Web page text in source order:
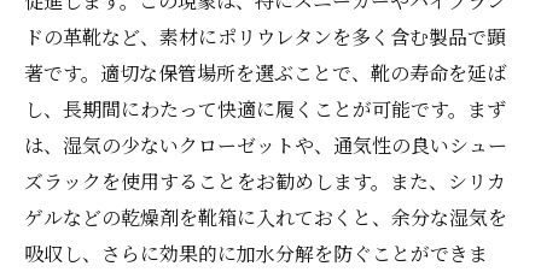
ドの革靴など、素材にポリウレタンを多く含む製品で顕
著です。適切な保管場所を選ぶことで、靴の寿命を延ば
し、長期間にわたって快適に履くことが可能です。まず
は、湿気の少ないクローゼットや、通気性の良いシュー
ズラックを使用することをお勧めします。また、シリカ
ゲルなどの乾燥剤を靴箱に入れておくと、余分な湿気を
吸収し、さらに効果的に加水分解を防ぐことができま